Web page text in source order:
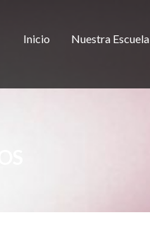
Inicio Nuestra Escuela